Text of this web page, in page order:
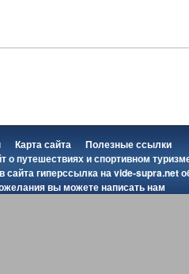
Карта сайта
Полезные ссылки
путешествиях и спортивном
сайта гиперссылка наvide-supra.net
вы можетенаписать нам